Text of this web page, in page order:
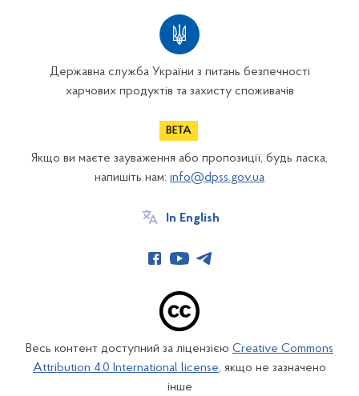
Державна служба України з питань безпечності
харчових продуктів та захисту споживачів
Якщо ви маєте зауваження або пропозиції, будь ласка,
напишіть нам: info@dpss.gov.ua
In English
Весь контент доступний за ліцензією Creative Commons
Attribution 4.0 International license, якщо не зазначено
інше